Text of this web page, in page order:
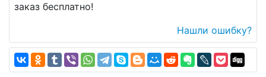
заказ бесплатно!
Нашли ошибку?